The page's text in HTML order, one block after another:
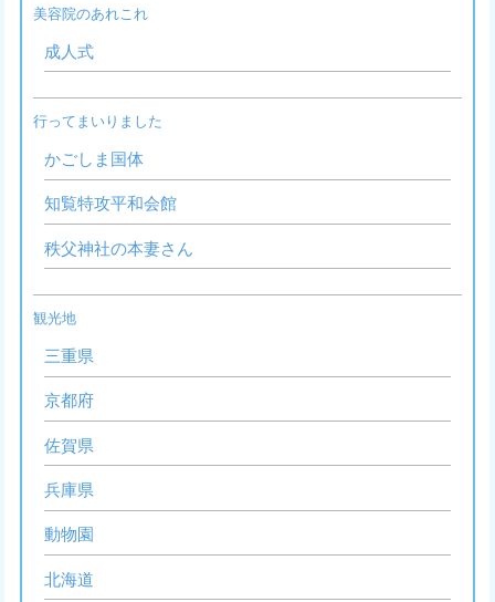
美容院のあれこれ
成人式
行ってまいりました
かごしま国体
知覧特攻平和会館
秩父神社の本妻さん
観光地
三重県
京都府
佐賀県
兵庫県
動物園
北海道